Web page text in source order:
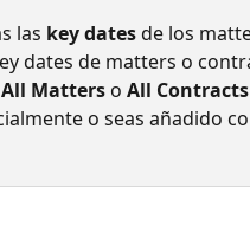
las key dates de los
dates de matters o
All Matters o All Contracts
o seas añadido